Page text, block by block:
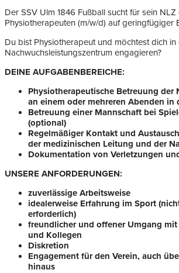
Der SSV Ulm 1846 Fußball sucht für sein
Physiotherapeuten (m/w/d) auf geringfügiger
Du bist Physiotherapeut und möchtest dich in
Nachwuchsleistungszentrum engagieren?
DEINE AUFGABENBEREICHE:
Physiotherapeutische Betreuung der
an einem oder mehreren Abenden in
Betreuung einer Mannschaft bei
(optional)
Regelmäßiger Kontakt und
der medizinischen Leitung und der
Dokumentation von Verletzungen
UNSERE ANFORDERUNGEN:
zuverlässige Arbeitsweise
idealerweise Erfahrung im Sport
erforderlich)
freundlicher und offener Umgang mit
und Kollegen
Diskretion
Engagement für den Verein, auch
hinaus